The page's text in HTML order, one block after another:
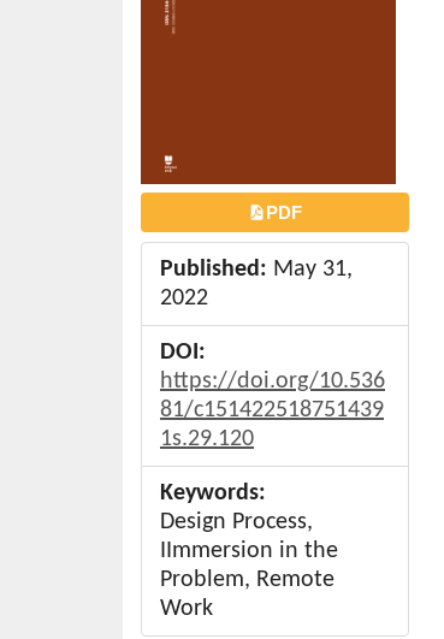
PDF
Published: May 31,
2022
DOI:
https://doi.org/10.536
81/c151422518751439
1s.29.120
Keywords:
Design Process,
IImmersion in the
Problem, Remote
Work